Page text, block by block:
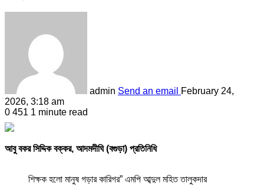
admin Send an email
February 24,
2026, 3:18 am
0 451 1 minute read
আবু বকর সিদ্দিক বক্কর, আদমদীঘি (বগুড়া) প্রতিনিধি
শিক্ষক হলো মানুষ গড়ার কারিগর” এমপি আব্দুল মহিত তালুকদার